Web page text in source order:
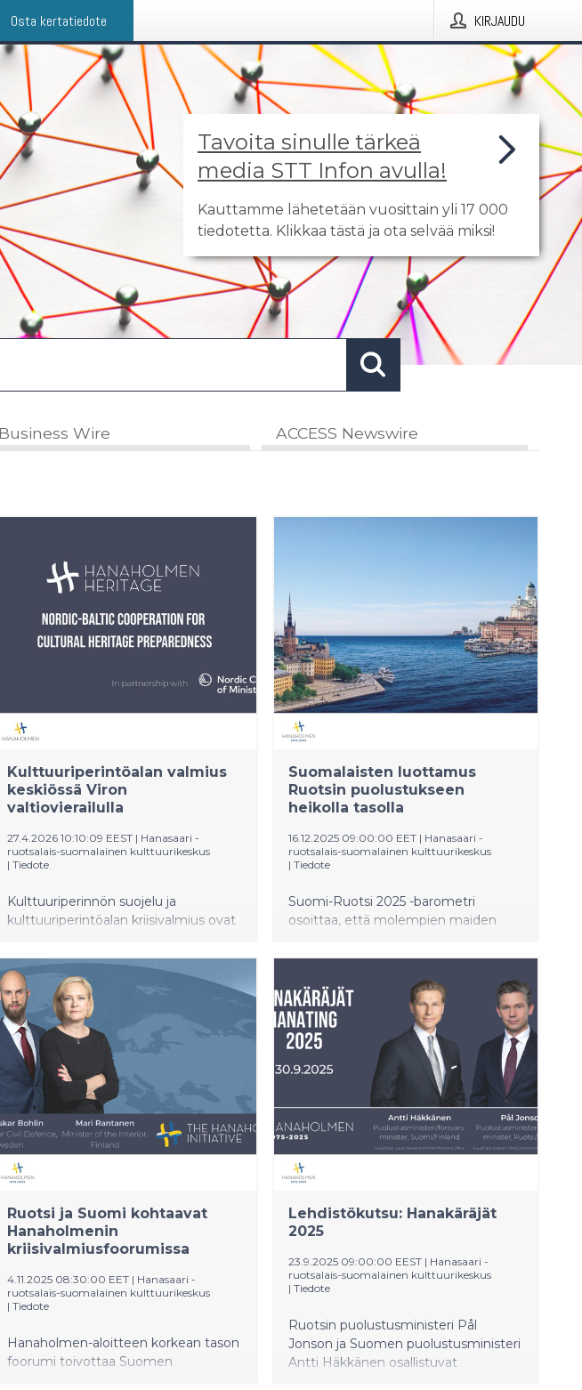
Osta kertatiedote KIRJAUDU
Tavoita sinulle tärkeä
media STT Infon avulla!
Kauttamme lähetetään vuosittain yli 17 000
tiedotetta. Klikkaa tästä ja ota selvää miksi!
Business Wire ACCESS Newswire
Kulttuuriperintöalan valmius
keskiössä Viron
valtiovierailulla
27.4.2026 10:10:09 EEST | Hanasaari -
ruotsalais-suomalainen kulttuurikeskus
| Tiedote
Kulttuuriperinnön suojelu ja
kulttuuriperintöalan kriisivalmius ovat
valtiovierailulla Suomeen 28.–
29.4.2026. Suuri ulko- ja
puolustuspolitiikan asiantuntijoista
sekä museonjohtajista koostuva
delegaatio saapuu Hanaholmeniin 29.
huhtikuuta tutustumaan
Hanaholmen Heritageen, uuteen
pohjoismais-baltilaiseen
kulttuuriperintöalan
kriisivalmiusohjelmaan.
Suomalaisten luottamus
Ruotsin puolustukseen
heikolla tasolla
16.12.2025 09:00:00 EET | Hanasaari -
ruotsalais-suomalainen kulttuurikeskus
| Tiedote
Suomi-Ruotsi 2025 -barometri
osoittaa, että molempien maiden
suomalaisten luottamus Ruotsin
puolustukseen on edelleen heikko.
Vain 20 % suomalaisista pitää Ruotsin
puolustusta vahvana, kun taas peräti
70 % ruotsalaisista pitää Suomen
puolustusta vahvana.
Ruotsi ja Suomi kohtaavat
Hanaholmenin
kriisivalmiusfoorumissa
4.11.2025 08:30:00 EET | Hanasaari -
ruotsalais-suomalainen kulttuurikeskus
| Tiedote
Hanaholmen-aloitteen korkean tason
foorumi toivottaa Suomen
Lehdistökutsu: Hanakäräjät
2025
23.9.2025 09:00:00 EEST | Hanasaari -
ruotsalais-suomalainen kulttuurikeskus
| Tiedote
Ruotsin puolustusministeri Pål
Jonson ja Suomen puolustusministeri
Antti Häkkänen osallistuvat